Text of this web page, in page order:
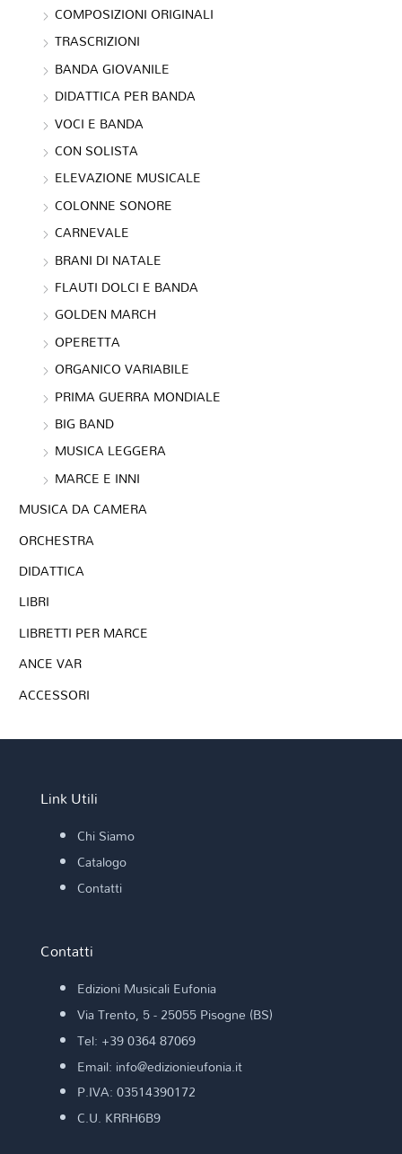
COMPOSIZIONI ORIGINALI
TRASCRIZIONI
BANDA GIOVANILE
DIDATTICA PER BANDA
VOCI E BANDA
CON SOLISTA
ELEVAZIONE MUSICALE
COLONNE SONORE
CARNEVALE
BRANI DI NATALE
FLAUTI DOLCI E BANDA
GOLDEN MARCH
OPERETTA
ORGANICO VARIABILE
PRIMA GUERRA MONDIALE
BIG BAND
MUSICA LEGGERA
MARCE E INNI
MUSICA DA CAMERA
ORCHESTRA
DIDATTICA
LIBRI
LIBRETTI PER MARCE
ANCE VAR
ACCESSORI
Link Utili
Chi Siamo
Catalogo
Contatti
Contatti
Edizioni Musicali Eufonia
Via Trento, 5 - 25055 Pisogne (BS)
Tel: +39 0364 87069
Email: info@edizionieufonia.it
P.IVA: 03514390172
C.U. KRRH6B9